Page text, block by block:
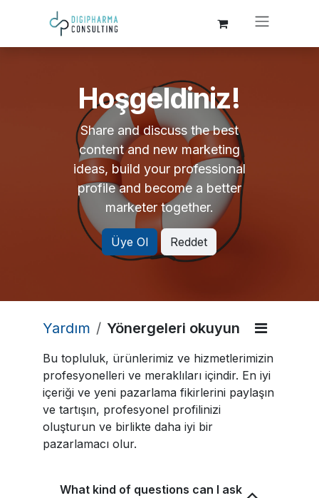
Skip to Content
Hoşgeldiniz!
Share and discuss the best
content and new marketing
ideas, build your professional
profile and become a better
marketer together.
Üye Ol Reddet
Yardım Yönergeleri okuyun
Bu topluluk, ürünlerimiz ve hizmetlerimizin
profesyonelleri ve meraklıları içindir. En iyi
içeriği ve yeni pazarlama fikirlerini paylaşın
ve tartışın, profesyonel profilinizi
oluşturun ve birlikte daha iyi bir
pazarlamacı olur.
What kind of questions can I ask